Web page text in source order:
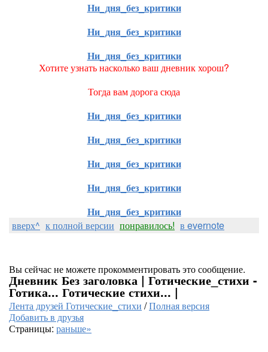
Ни_дня_без_критики
Ни_дня_без_критики
Ни_дня_без_критики
Хотите узнать насколько ваш дневник хорош?
Тогда вам дорога сюда
Ни_дня_без_критики
Ни_дня_без_критики
Ни_дня_без_критики
Ни_дня_без_критики
Ни_дня_без_критики
вверх^ к полной версии понравилось! в evernote
Вы сейчас не можете прокомментировать это сообщение.
Дневник Без заголовка | Готические_стихи -
Готика... Готические стихи... |
Лента друзей Готические_стихи /Полная версия
Добавить в друзья
Страницы: раньше»